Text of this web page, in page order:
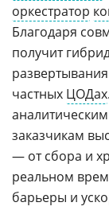
оркестратор
Благодаря
получит
частных ЦОДах
заказчикам
— от сбора и
реальном
барьеры и